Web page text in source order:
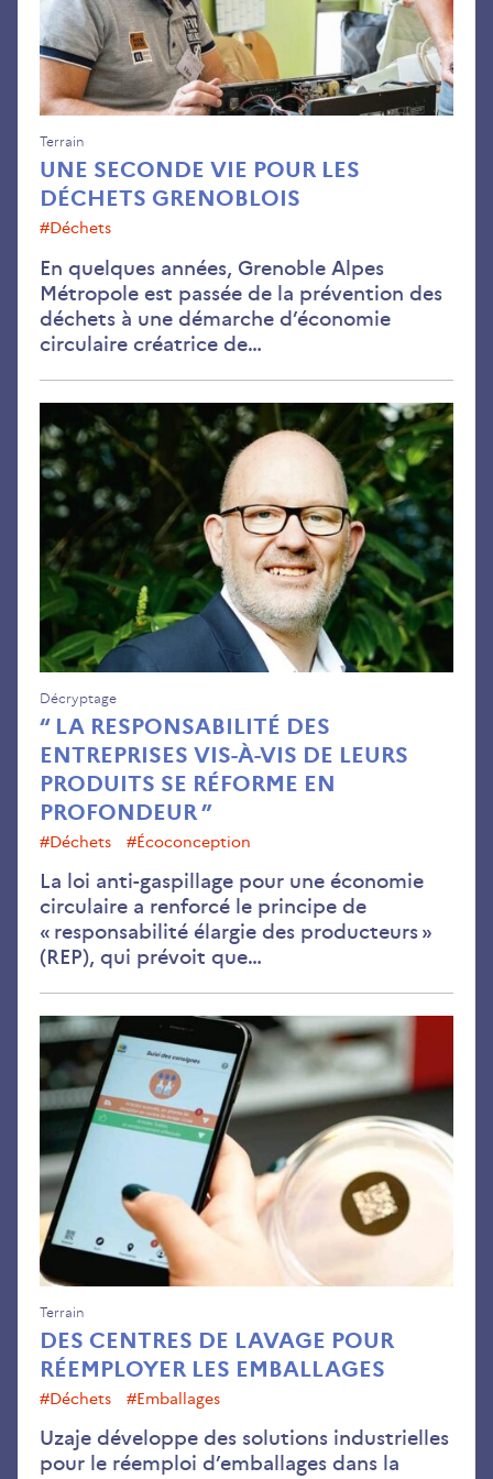
UNE SECONDE VIE POUR LES
DÉCHETS GRENOBLOIS
Terrain
#déchets
En quelques années, Grenoble Alpes
Métropole est passée de la prévention des
déchets à une démarche d’économie
circulaire créatrice de…
“ LA RESPONSABILITÉ DES
ENTREPRISES VIS-À-VIS DE LEURS
PRODUITS SE RÉFORME EN
PROFONDEUR ”
Décryptage
#déchets #écoconception
La loi anti-gaspillage pour une économie
circulaire a renforcé le principe de
« responsabilité élargie des producteurs »
(REP), qui prévoit que…
“
des
vis-
à-
DES CENTRES DE LAVAGE POUR
RÉEMPLOYER LES EMBALLAGES
Terrain
#déchets #emballages
Uzaje développe des solutions industrielles
pour le réemploi d’emballages dans la
de